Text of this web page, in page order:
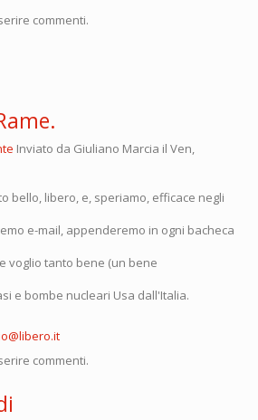
commenti.
Inviato da Giuliano Marcia il Ven,
bello, libero, e, speriamo, efficace negli
e-mail, appenderemo in ogni bacheca
voglio tanto bene (un bene
e bombe nucleari Usa dall'Italia.
commenti.